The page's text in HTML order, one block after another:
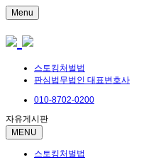
Menu
스토킹처벌법
판심법무법인 대표변호사
010-8702-0200
자유게시판
MENU
스토킹처벌법